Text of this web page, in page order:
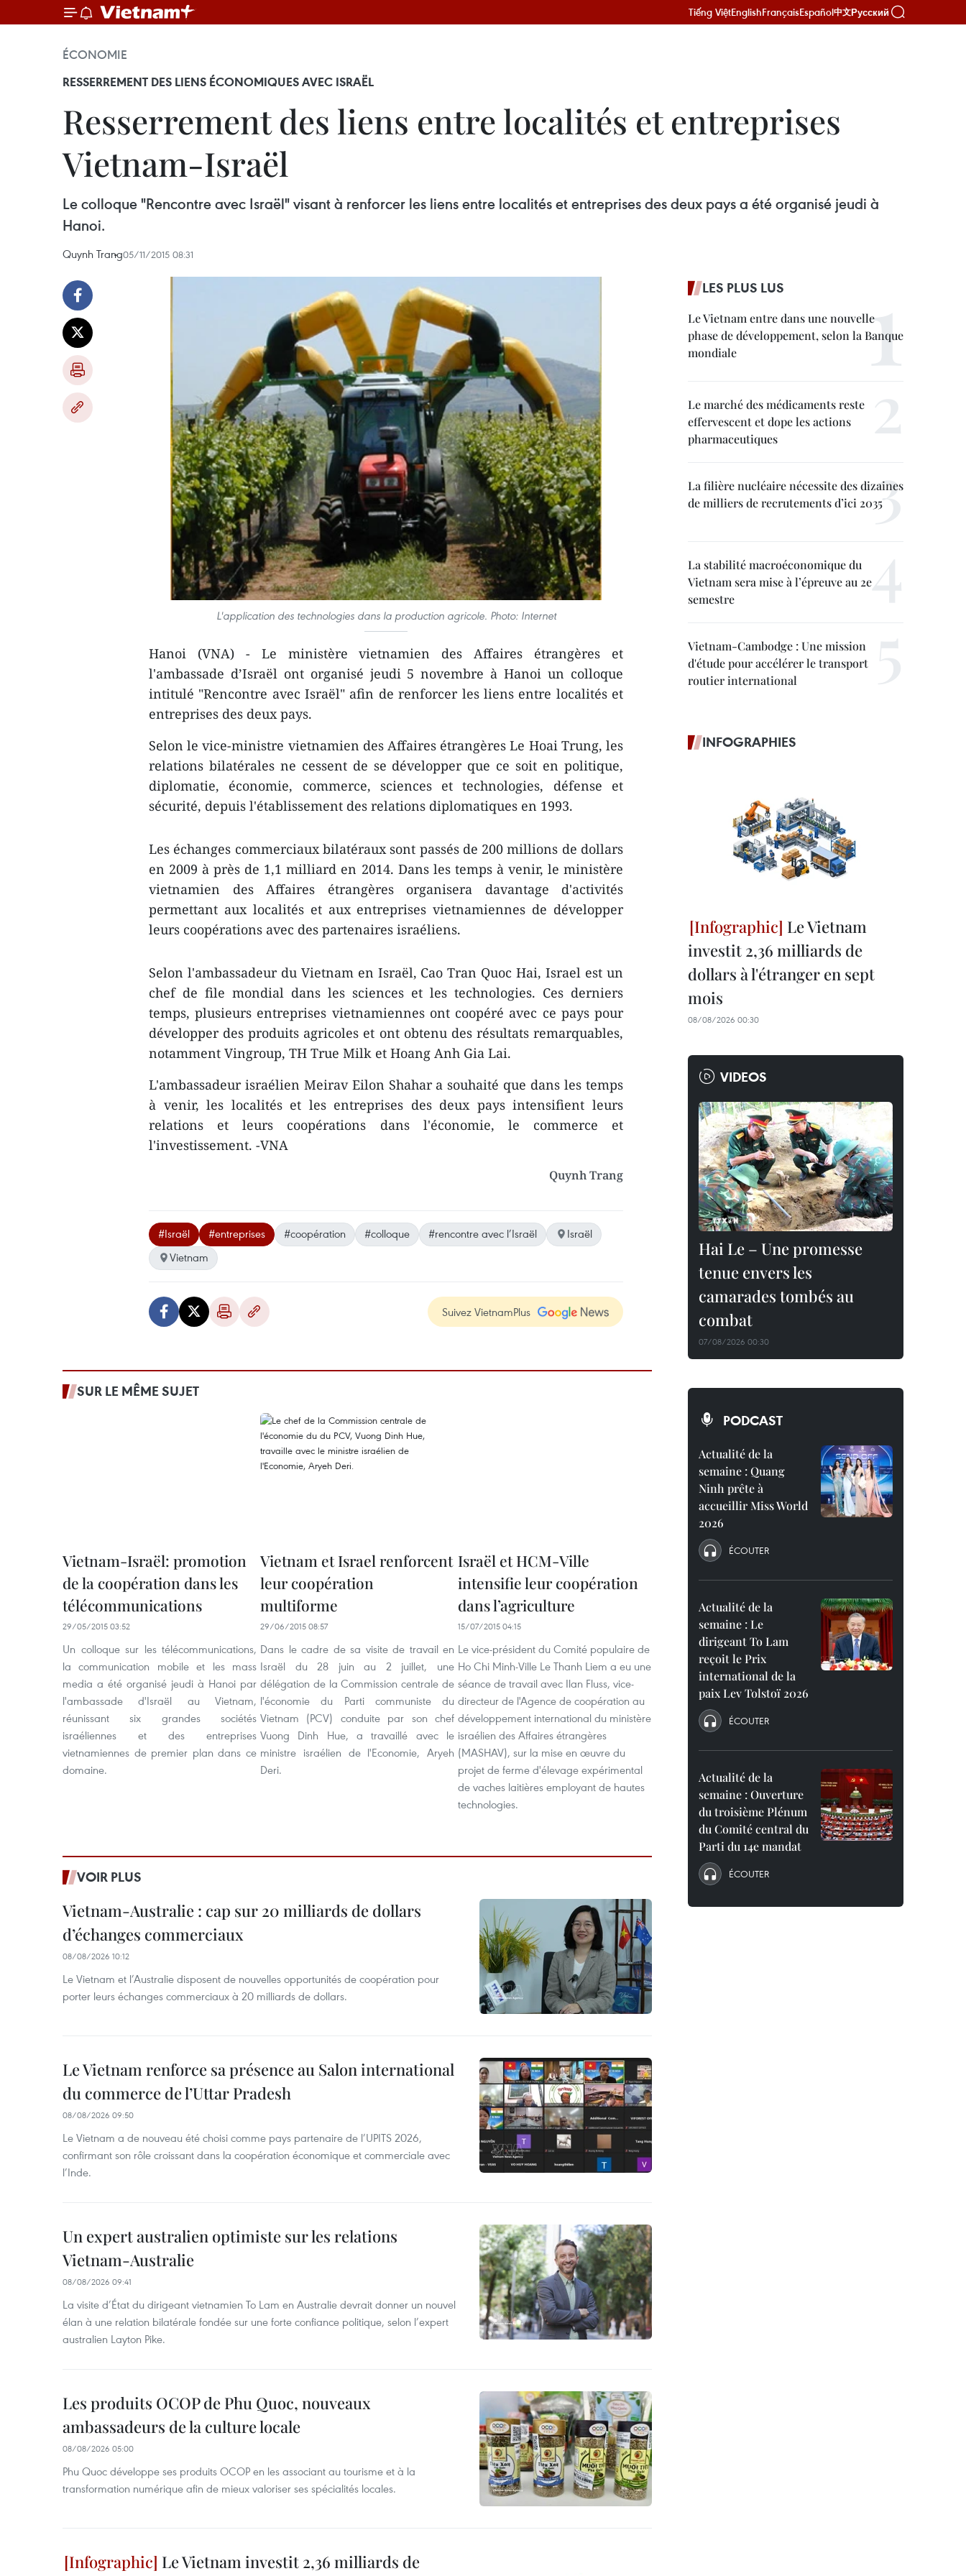
Tiếng ViệtEnglishFrançaisEspañol中文Русский
ÉCONOMIE
RESSERREMENT DES LIENS ÉCONOMIQUES AVEC ISRAËL
Resserrement des liens entre localités et entreprises
Vietnam-Israël
Le colloque "Rencontre avec Israël" visant à renforcer les liens entre localités et entreprises des deux pays a été organisé jeudi à
Hanoi.
Quynh Trang05/11/2015 08:31
L'application des technologies dans la production agricole. Photo: Internet
Hanoi (VNA) - Le ministère vietnamien des Affaires étrangères et
l'ambassade d’Israël ont organisé jeudi 5 novembre à Hanoi un colloque
intitulé "Rencontre avec Israël" afin de renforcer les liens entre localités et
entreprises des deux pays.
Selon le vice-ministre vietnamien des Affaires étrangères Le Hoai Trung, les
relations bilatérales ne cessent de se développer que ce soit en politique,
diplomatie, économie, commerce, sciences et technologies, défense et
sécurité, depuis l'établissement des relations diplomatiques en 1993.
Les échanges commerciaux bilatéraux sont passés de 200 millions de dollars
en 2009 à près de 1,1 milliard en 2014. Dans les temps à venir, le ministère
vietnamien des Affaires étrangères ​organisera davantage d​'activités
permettant aux localités et aux entreprises vietnamiennes ​de développer
leurs coopérations avec des partenaires israéliens.
Selon l'ambassadeur du Vietnam en Israël, Cao Tran Quoc Hai, Israel est un
chef de file mondial dans ​les sciences et les technologies. Ces derniers
temps, plusieurs entreprises vietnamiennes ont coopéré avec ce pays pour
développer des produits agricoles et ont obtenu des résultats remarquables,
notamment Vingroup, TH True Milk et Hoang Anh Gia Lai.
L'ambassadeur ​israélien Meirav Eilon Shahar a souhaité que dans les temps
à venir, les localités et les entreprises des deux pays intensifient leurs
relations et leurs coopérations dans l'économie, le commerce et
l'investissement. -VNA
Quynh Trang
#Israël #entreprises #coopération #colloque #rencontre avec l’Israël
Israël
Vietnam
Suivez VietnamPlus
SUR LE MÊME SUJET
Vietnam-Israël: promotion
de la coopération dans les
télécommunications
29/05/2015 03:52
Un colloque sur les télécommunications,
la communication mobile et les mass
media a été organisé jeudi à Hanoi par
l'ambassade d'Israël au Vietnam,
réunissant six grandes sociétés
israéliennes et des entreprises
vietnamiennes de premier plan dans ce
domaine.
Vietnam et Israel renforcent
leur coopération
multiforme
29/06/2015 08:57
Dans le cadre de sa visite de travail en
Israël du 28 juin au 2 juillet, une
délégation de la Commission centrale de
l'économie du Parti communiste du
Vietnam (PCV) conduite par son chef
Vuong Dinh Hue, a travaillé avec le
ministre israélien de l'Economie, Aryeh
Deri.
Israël et HCM-Ville
intensifie leur coopération
dans l’agriculture
15/07/2015 04:15
Le vice-président du Comité populaire de
Ho Chi Minh-Ville Le Thanh Liem a eu une
séance de travail avec Ilan Fluss, vice-
directeur de l'Agence de coopération au
développement international du ministère
israélien des Affaires étrangères
(MASHAV), sur la mise en œuvre du
projet de ferme d'élevage expérimental
de vaches laitières employant de hautes
technologies.
VOIR PLUS
Vietnam-Australie : cap sur 20 milliards de dollars
d’échanges commerciaux
08/08/2026 10:12
Le Vietnam et l’Australie disposent de nouvelles opportunités de coopération pour
porter leurs échanges commerciaux à 20 milliards de dollars.
Le Vietnam renforce sa présence au Salon international
du commerce de l’Uttar Pradesh
08/08/2026 09:50
Le Vietnam a de nouveau été choisi comme pays partenaire de l’UPITS 2026,
confirmant son rôle croissant dans la coopération économique et commerciale avec
l’Inde.
Un expert australien optimiste sur les relations
Vietnam-Australie
08/08/2026 09:41
La visite d’État du dirigeant vietnamien To Lam en Australie devrait donner un nouvel
élan à une relation bilatérale fondée sur une forte confiance politique, selon l’expert
australien Layton Pike.
Les produits OCOP de Phu Quoc, nouveaux
ambassadeurs de la culture locale
08/08/2026 05:00
Phu Quoc développe ses produits OCOP en les associant au tourisme et à la
transformation numérique afin de mieux valoriser ses spécialités locales.
Le Vietnam investit 2,36 milliards de
LES PLUS LUS
Le Vietnam entre dans une nouvelle
phase de développement, selon la Banque
mondiale
Le marché des médicaments reste
effervescent et dope les actions
pharmaceutiques
La filière nucléaire nécessite des dizaines
de milliers de recrutements d’ici 2035
La stabilité macroéconomique du
Vietnam sera mise à l’épreuve au 2e
semestre
Vietnam-Cambodge : Une mission
d'étude pour accélérer le transport
routier international
INFOGRAPHIES
Le Vietnam
investit 2,36 milliards de
dollars à l'étranger en sept
mois
08/08/2026 00:30
VIDEOS
Hai Le – Une promesse
tenue envers les
camarades tombés au
combat
07/08/2026 00:30
PODCAST
Actualité de la
semaine : Quang
Ninh prête à
accueillir Miss World
2026
ÉCOUTER
Actualité de la
semaine : Le
dirigeant To Lam
reçoit le Prix
international de la
paix Lev Tolstoï 2026
ÉCOUTER
Actualité de la
semaine : Ouverture
du troisième Plénum
du Comité central du
Parti du 14e mandat
ÉCOUTER